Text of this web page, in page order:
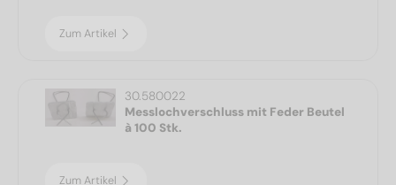
Zum Artikel
30.580022
Messlochverschluss mit Feder Beutel
à 100 Stk.
Zum Artikel